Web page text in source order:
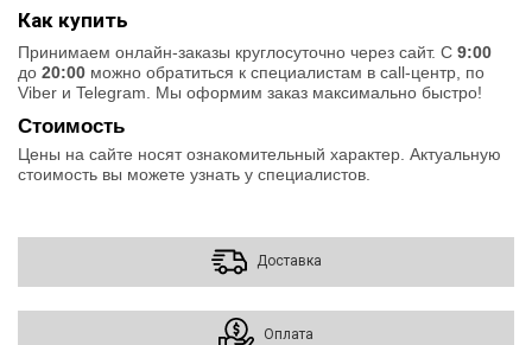
Как купить
Принимаем онлайн-заказы круглосуточно через сайт. С 9:00
до 20:00 можно обратиться к специалистам в call-центр, по
Viber и Telegram. Мы оформим заказ максимально быстро!
Стоимость
Цены на сайте носят ознакомительный характер. Актуальную
стоимость вы можете узнать у специалистов.
Доставка
Оплата